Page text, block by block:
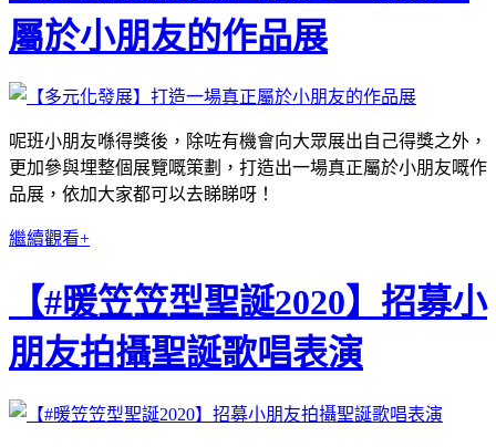
屬於小朋友的作品展
呢班小朋友喺得獎後，除咗有機會向大眾展出自己得獎之外，
更加參與埋整個展覽嘅策劃，打造出一場真正屬於小朋友嘅作
品展，依加大家都可以去睇睇呀！
繼續觀看+
【#暖笠笠型聖誕2020】招募小
朋友拍攝聖誕歌唱表演